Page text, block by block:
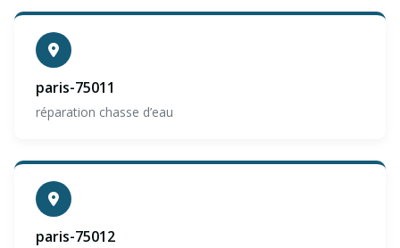
paris-75011
réparation chasse d’eau
paris-75012